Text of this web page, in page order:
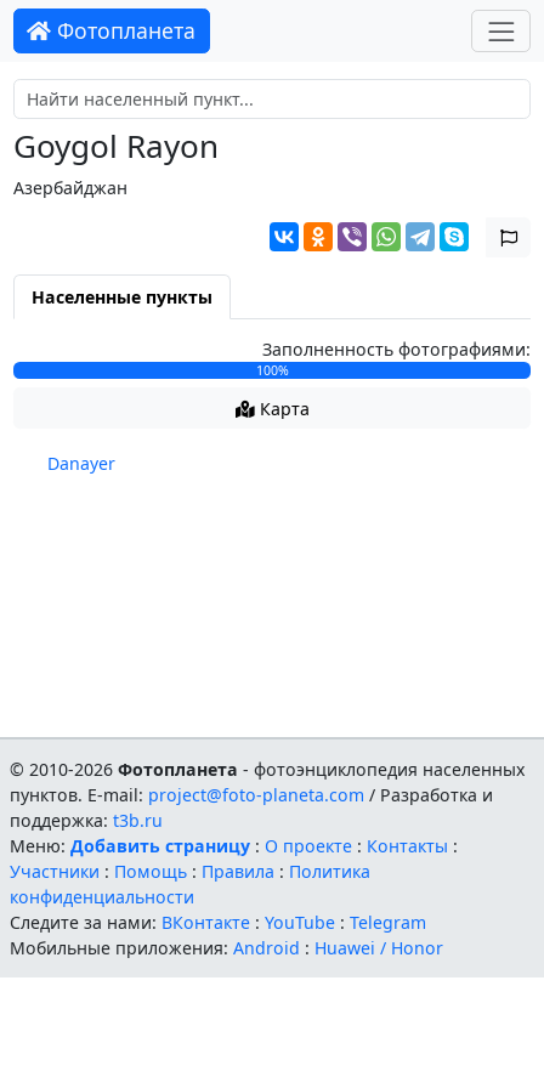
Фотопланета
Goygol Rayon
Азербайджан
Населенные пункты
Заполненность фотографиями:
100%
Карта
Danayer
© 2010-2026Фотопланета - фотоэнциклопедия населенных
пунктов. E-mail: project@foto-planeta.com / Разработка и
поддержка:t3b.ru
Меню:Добавить страницу : О проекте : Контакты :
Участники : Помощь : Правила : Политика
конфиденциальности
Следите за нами: ВКонтакте :YouTube :Telegram
Мобильные приложения:Android : Huawei / Honor